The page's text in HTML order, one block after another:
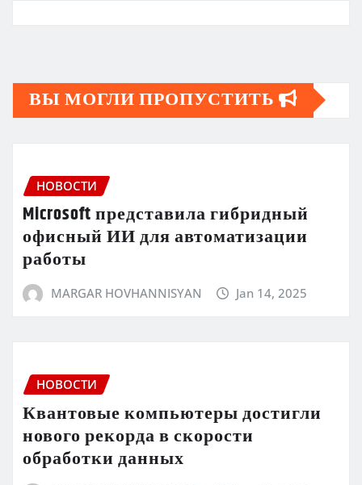
ВЫ МОГЛИ ПРОПУСТИТЬ
НОВОСТИ
Microsoft представила гибридный
офисный ИИ для автоматизации
работы
MARGAR HOVHANNISYAN Jan 14, 2025
НОВОСТИ
Квантовые компьютеры достигли
нового рекорда в скорости
обработки данных